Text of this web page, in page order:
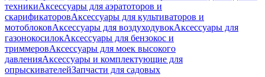
техникиАксессуары для аэратоторов и
скарификаторовАксессуары для культиваторов и
мотоблоковАксессуары для воздуходувокАксессуары для
газонокосилокАксессуары для бензокос и
триммеровАксессуары для моек высокого
давленияАксессуары и комплектующие для
опрыскивателейЗапчасти для садовых